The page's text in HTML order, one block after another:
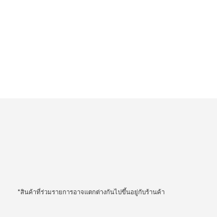
*สินค้าที่ร่วมรายการอาจแตกต่างกันไปขึ้นอยู่กับร้านค้า